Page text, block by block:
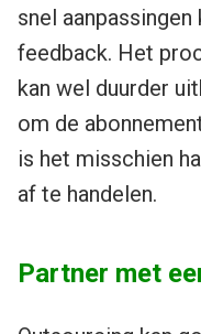
snel
feedback. Het
kan wel duurder
om de
is het misschien
af te handelen.
Partner met